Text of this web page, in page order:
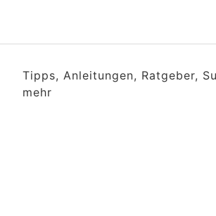
Tipps, Anleitungen, Ratgeber,
mehr